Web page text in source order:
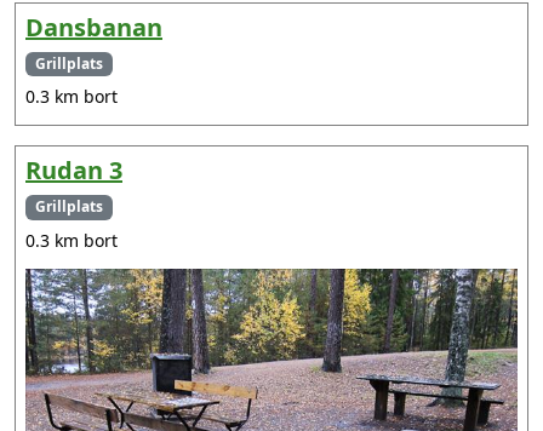
Dansbanan
Grillplats
0.3 km bort
Rudan 3
Grillplats
0.3 km bort